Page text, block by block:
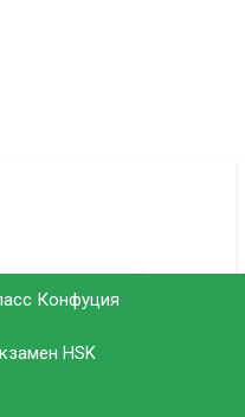
офис
Конфуция
HSK